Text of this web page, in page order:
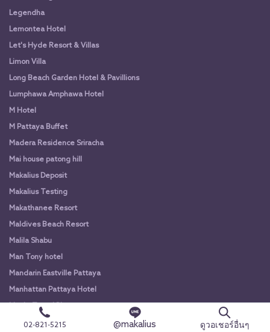
Legendha
Lemontea Hotel
Let's Hyde Resort & Villas
Limon Villa
Long Beach Garden Hotel & Pavillions
Lumphawa Amphawa Hotel
M Hotel
M Pattaya Buffet
Madera Residence Sriracha
Mai house patong hill
Makalius Deposit
Makalius Testing
Makathanee Resort
Maldives Beach Resort
Malila Shabu
Man Tony hotel
Mandarin Eastville Pattaya
Manhattan Pattaya Hotel
Maple Travel Phangnga
Maple Travel HuaHin
02-821-5215 @makalius ดูวอเชอร์อื่นๆ